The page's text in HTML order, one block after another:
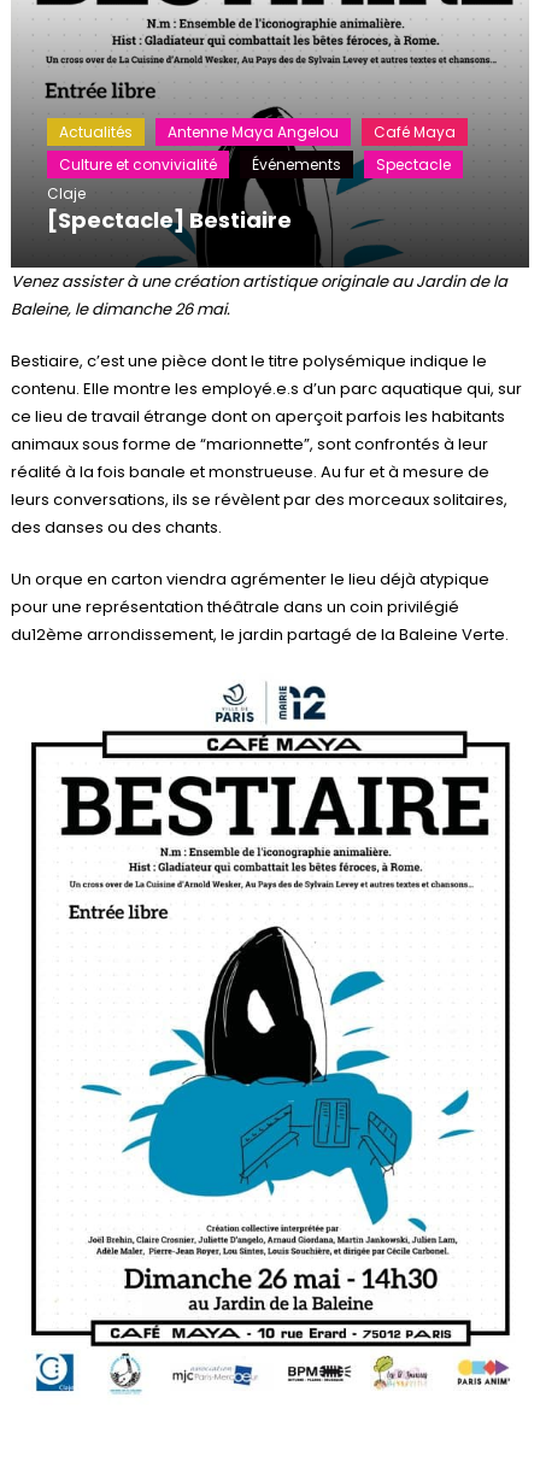
Actualités Antenne Maya Angelou
Café Maya
Culture et convivialité
Événements
Spectacle
Claje
[Spectacle] Bestiaire
Venez assister à une création artistique originale au Jardin de la
Baleine, le dimanche 26 mai.
Bestiaire, c’est une pièce dont le titre polysémique indique le
contenu. Elle montre les employé.e.s d’un parc aquatique qui, sur
ce lieu de travail étrange dont on aperçoit parfois les habitants
animaux sous forme de “marionnette”, sont confrontés à leur
réalité à la fois banale et monstrueuse. Au fur et à mesure de
leurs conversations, ils se révèlent par des morceaux solitaires,
des danses ou des chants.
Un orque en carton viendra agrémenter le lieu déjà atypique
pour une représentation théâtrale dans un coin privilégié
du12ème arrondissement, le jardin partagé de la Baleine Verte.